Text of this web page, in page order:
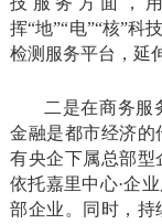
挥“地”“电”“核”科
检测服务平台，延
二是在商务服
金融是都市经济
有央企下属总部型
依托嘉里中心·企
部企业。同时，